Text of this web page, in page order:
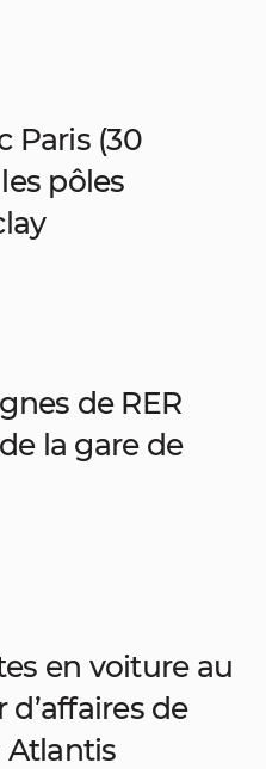
Paris (30
pôles
de RER
la gare de
en voiture au
de
Atlantis